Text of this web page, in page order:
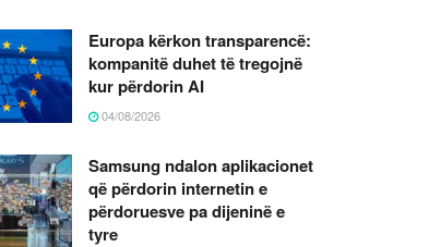
Europa kërkon transparencë:
kompanitë duhet të tregojnë
kur përdorin AI
04/08/2026
Samsung ndalon aplikacionet
që përdorin internetin e
përdoruesve pa dijeninë e
tyre